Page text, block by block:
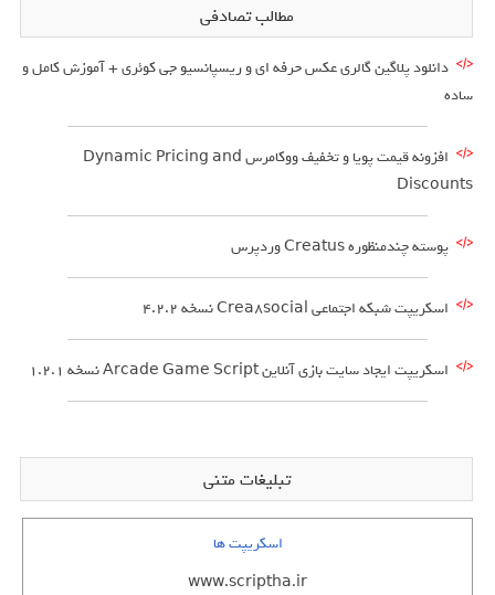
مطالب تصادفی
دانلود پلاگین گالری عکس حرفه ای و ریسپانسیو جی کوئری + آموزش کامل و
ساده
افزونه قیمت پویا و تخفیف ووکامرس Dynamic Pricing and
Discounts
پوسته چندمنظوره Creatus وردپرس
اسکریپت شبکه اجتماعی Crea8social نسخه 4.2.2
اسکریپت ایجاد سایت بازی آنلاین Arcade Game Script نسخه 1.2.1
تبلیغات متنی
اسکریپت ها
www.scriptha.ir